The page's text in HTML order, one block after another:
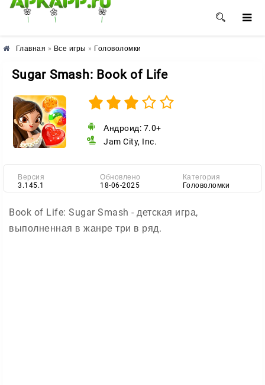
🌸 🌼 🌺
Главная » Все игры » Головоломки
Sugar Smash: Book of Life
Андроид: 7.0+
Jam City, Inc.
Версия
3.145.1
Обновлено
18-06-2025
Категория
Головоломки
Book of Life: Sugar Smash - детская игра,
выполненная в жанре три в ряд.